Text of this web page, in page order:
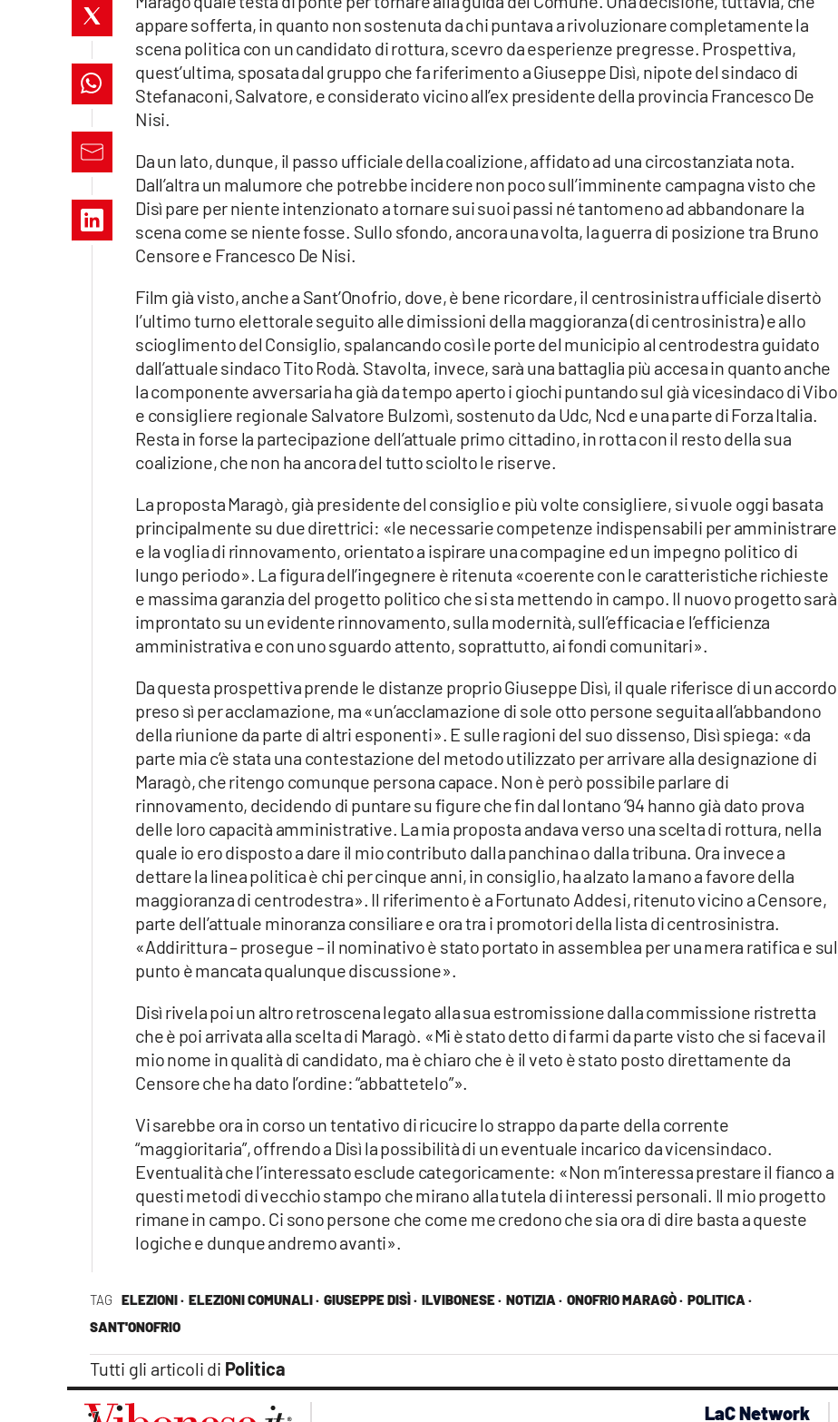
catanzarochannel.it
lacapitalenews.it
Vai
TAG ELEZIONI · ELEZIONI COMUNALI · GIUSEPPE DISÌ · ILVIBONESE · NOTIZIA · ONOFRIO MARAGÒ · POLITICA ·
SANT'ONOFRIO
Tutti gli articoli di Politica
appare sofferta, in quanto non sostenuta da chi puntava a rivoluzionare completamente la
scena politica con un candidato di rottura, scevro da esperienze pregresse. Prospettiva,
quest’ultima, sposata dal gruppo che fa riferimento a Giuseppe Disì, nipote del sindaco di
Stefanaconi, Salvatore, e considerato vicino all’ex presidente della provincia Francesco De
Nisi.
Da un lato, dunque, il passo ufficiale della coalizione, affidato ad una circostanziata nota.
Dall’altra un malumore che potrebbe incidere non poco sull’imminente campagna visto che
Disì pare per niente intenzionato a tornare sui suoi passi né tantomeno ad abbandonare la
scena come se niente fosse. Sullo sfondo, ancora una volta, la guerra di posizione tra Bruno
Censore e Francesco De Nisi.
Film già visto, anche a Sant’Onofrio, dove, è bene ricordare, il centrosinistra ufficiale disertò
l’ultimo turno elettorale seguito alle dimissioni della maggioranza (di centrosinistra) e allo
scioglimento del Consiglio, spalancando così le porte del municipio al centrodestra guidato
dall’attuale sindaco Tito Rodà. Stavolta, invece, sarà una battaglia più accesa in quanto anche
la componente avversaria ha già da tempo aperto i giochi puntando sul già vicesindaco di Vibo
e consigliere regionale Salvatore Bulzomì, sostenuto da Udc, Ncd e una parte di Forza Italia.
Resta in forse la partecipazione dell’attuale primo cittadino, in rotta con il resto della sua
coalizione, che non ha ancora del tutto sciolto le riserve.
La proposta Maragò, già presidente del consiglio e più volte consigliere, si vuole oggi basata
principalmente su due direttrici: «le necessarie competenze indispensabili per amministrare
e la voglia di rinnovamento, orientato a ispirare una compagine ed un impegno politico di
lungo periodo». La figura dell’ingegnere è ritenuta «coerente con le caratteristiche richieste
e massima garanzia del progetto politico che si sta mettendo in campo. Il nuovo progetto sarà
improntato su un evidente rinnovamento, sulla modernità, sull’efficacia e l’efficienza
amministrativa e con uno sguardo attento, soprattutto, ai fondi comunitari».
Da questa prospettiva prende le distanze proprio Giuseppe Disì, il quale riferisce di un accordo
preso sì per acclamazione, ma «un’acclamazione di sole otto persone seguita all’abbandono
della riunione da parte di altri esponenti». E sulle ragioni del suo dissenso, Disì spiega: «da
parte mia c’è stata una contestazione del metodo utilizzato per arrivare alla designazione di
Maragò, che ritengo comunque persona capace. Non è però possibile parlare di
rinnovamento, decidendo di puntare su figure che fin dal lontano ‘94 hanno già dato prova
delle loro capacità amministrative. La mia proposta andava verso una scelta di rottura, nella
quale io ero disposto a dare il mio contributo dalla panchina o dalla tribuna. Ora invece a
dettare la linea politica è chi per cinque anni, in consiglio, ha alzato la mano a favore della
maggioranza di centrodestra». Il riferimento è a Fortunato Addesi, ritenuto vicino a Censore,
parte dell’attuale minoranza consiliare e ora tra i promotori della lista di centrosinistra.
«Addirittura – prosegue – il nominativo è stato portato in assemblea per una mera ratifica e sul
punto è mancata qualunque discussione».
Disì rivela poi un altro retroscena legato alla sua estromissione dalla commissione ristretta
che è poi arrivata alla scelta di Maragò. «Mi è stato detto di farmi da parte visto che si faceva il
mio nome in qualità di candidato, ma è chiaro che è il veto è stato posto direttamente da
Censore che ha dato l’ordine: “abbattetelo”».
Vi sarebbe ora in corso un tentativo di ricucire lo strappo da parte della corrente
“maggioritaria”, offrendo a Disì la possibilità di un eventuale incarico da vicensindaco.
Eventualità che l’interessato esclude categoricamente: «Non m’interessa prestare il fianco a
questi metodi di vecchio stampo che mirano alla tutela di interessi personali. Il mio progetto
rimane in campo. Ci sono persone che come me credono che sia ora di dire basta a queste
logiche e dunque andremo avanti».
LaC Network